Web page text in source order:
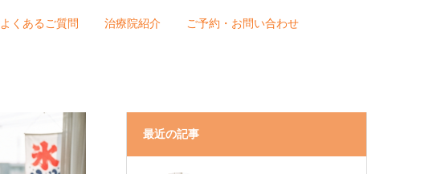
よくあるご質問 治療院紹介 ご予約・お問い合わせ
最近の記事